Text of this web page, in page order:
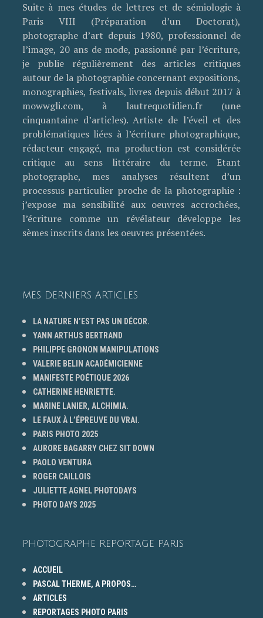
Suite à mes études de lettres et de sémiologie à
Paris VIII (Préparation d’un Doctorat),
photographe d’art depuis 1980, professionnel de
l’image, 20 ans de mode, passionné par l’écriture,
je publie régulièrement des articles critiques
autour de la photographie concernant expositions,
monographies, festivals, livres depuis début 2017 à
mowwgli.com, à lautrequotidien.fr (une
cinquantaine d’articles). Artiste de l’éveil et des
problématiques liées à l’écriture photographique,
rédacteur engagé, ma production est considérée
critique au sens littéraire du terme. Etant
photographe, mes analyses résultent d’un
processus particulier proche de la photographie :
j’expose ma sensibilité aux oeuvres accrochées,
l’écriture comme un révélateur développe les
sèmes inscrits dans les oeuvres présentées.
MES DERNIERS ARTICLES
LA NATURE N’EST PAS UN DÉCOR.
YANN ARTHUS BERTRAND
PHILIPPE GRONON MANIPULATIONS
VALERIE BELIN ACADÉMICIENNE
MANIFESTE POÉTIQUE 2026
CATHERINE HENRIETTE.
MARINE LANIER, ALCHIMIA.
LE FAUX À L’ÉPREUVE DU VRAI.
PARIS PHOTO 2025
AURORE BAGARRY CHEZ SIT DOWN
PAOLO VENTURA
ROGER CAILLOIS
JULIETTE AGNEL PHOTODAYS
PHOTO DAYS 2025
PHOTOGRAPHE REPORTAGE PARIS
ACCUEIL
PASCAL THERME, A PROPOS…
ARTICLES
REPORTAGES PHOTO PARIS